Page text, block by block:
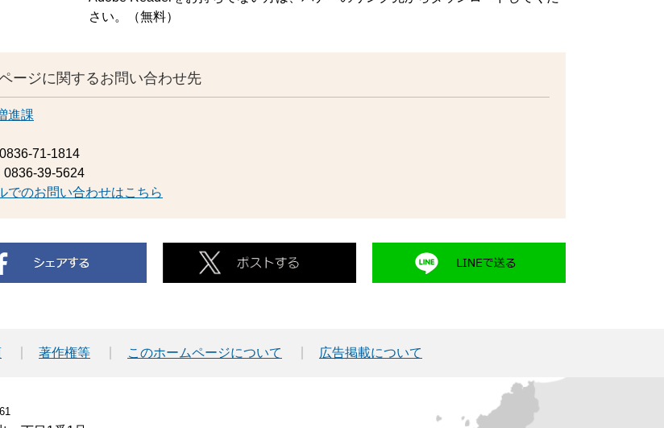
さい。（無料）
ージに関するお問い合わせ先
進課
71-1814
0836-39-5624
でのお問い合わせはこちら
著作権等 このホームページについて 広告掲載について